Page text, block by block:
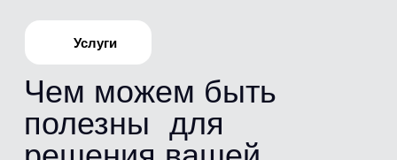
проводимых
испытаний